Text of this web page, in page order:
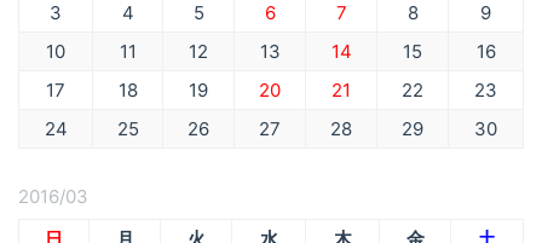
3
4 5 6 7 8
9
10
11 12 13 14 15
16
17
18 19 20 21 22
23
24
25 26 27 28 29 30
2016/03